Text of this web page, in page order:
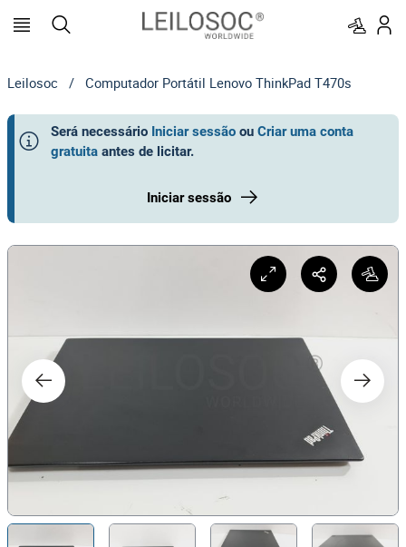
Leilosoc / Computador Portátil Lenovo ThinkPad T470s
Será necessário Iniciar sessão ou Criar uma conta
gratuita antes de licitar.
Iniciar sessão